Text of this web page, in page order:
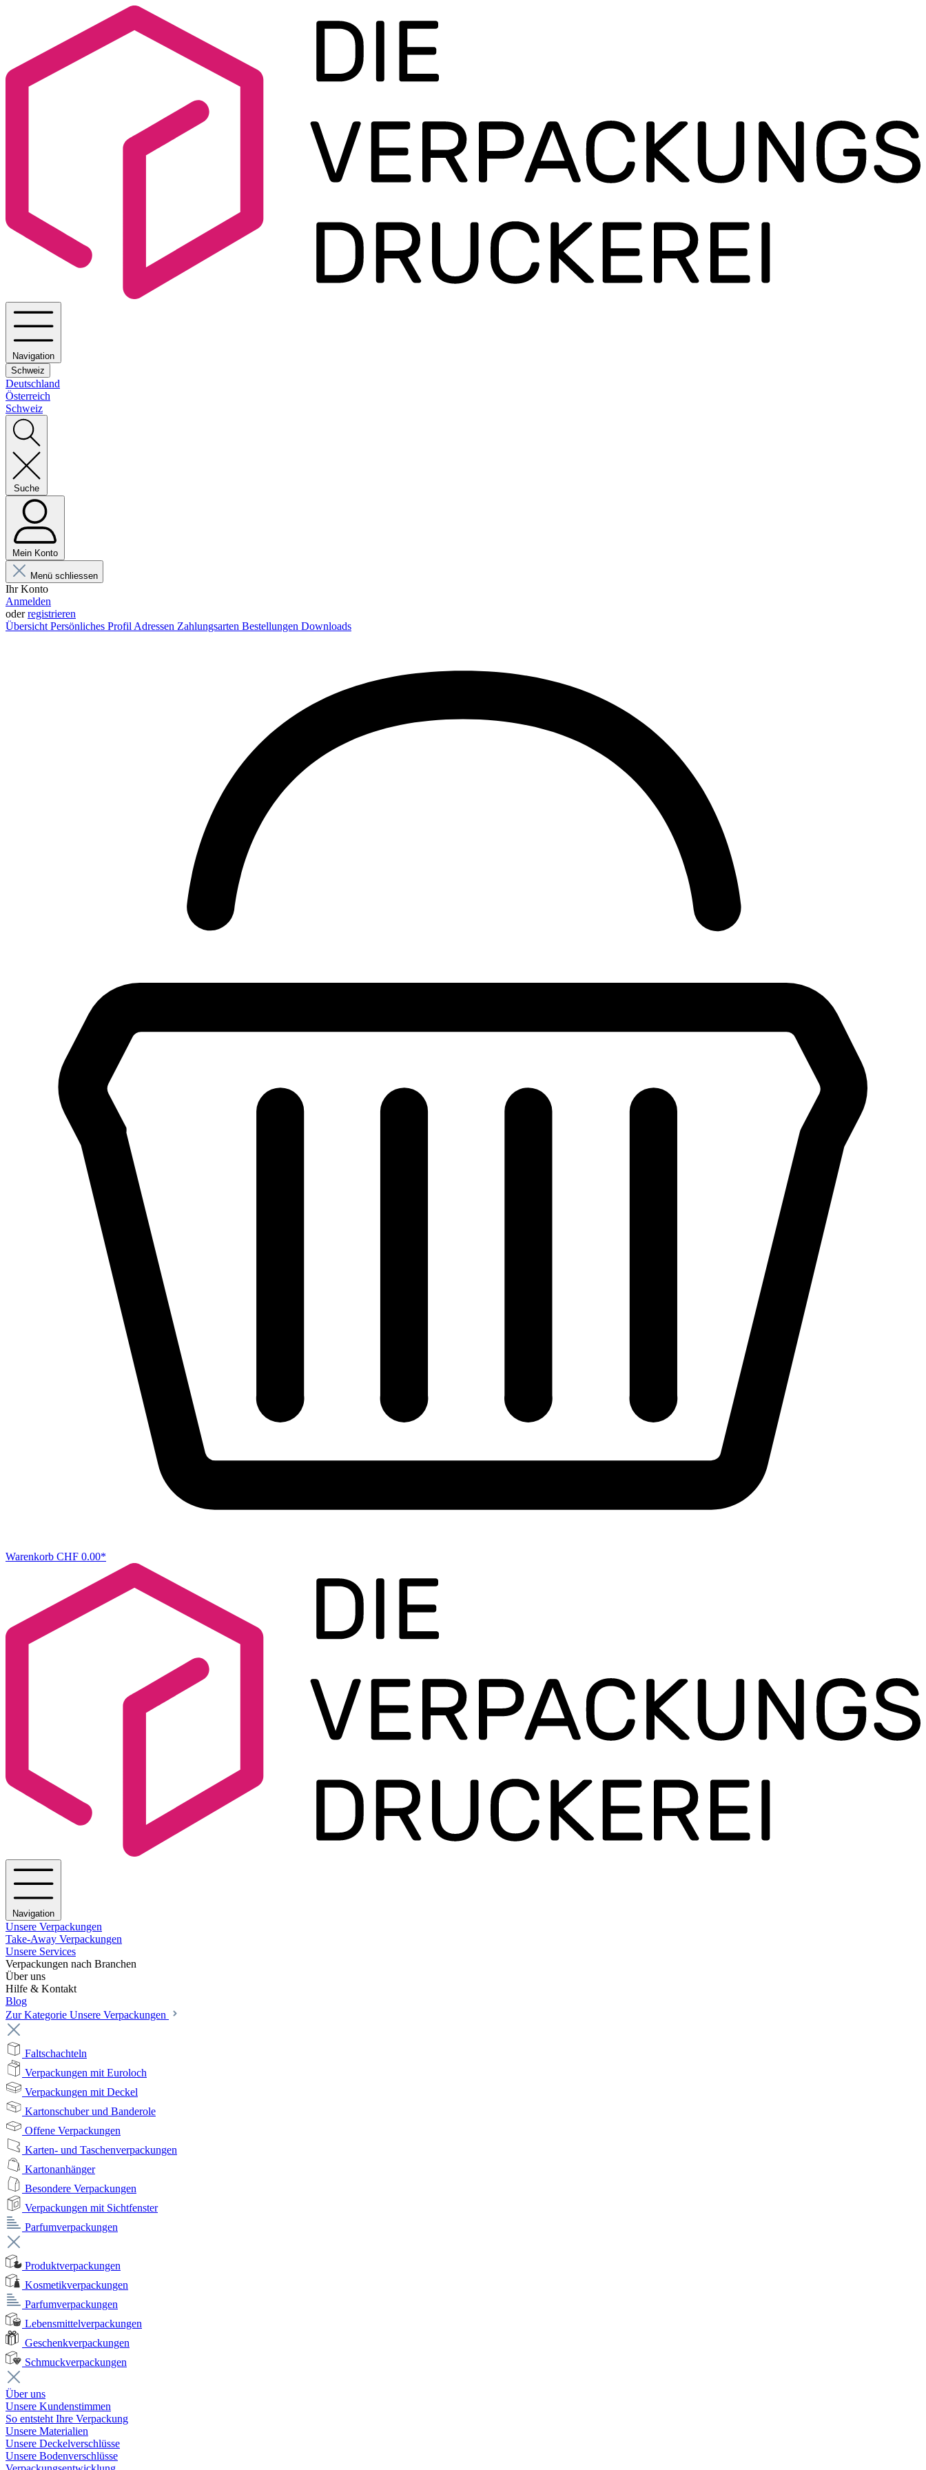
Navigation
Schweiz
Deutschland
Österreich
Schweiz
Suche
Mein Konto
Menü schliessen
Ihr Konto
Anmelden
oderregistrieren
Übersicht Persönliches Profil Adressen Zahlungsarten Bestellungen Downloads
Warenkorb CHF 0.00*
Navigation
Unsere Verpackungen
Take-Away Verpackungen
Unsere Services
Verpackungen nach Branchen
Über uns
Hilfe & Kontakt
Blog
Zur Kategorie Unsere Verpackungen
Faltschachteln
Verpackungen mit Euroloch
Verpackungen mit Deckel
Kartonschuber und Banderole
Offene Verpackungen
Karten- und Taschenverpackungen
Kartonanhänger
Besondere Verpackungen
Verpackungen mit Sichtfenster
Parfumverpackungen
Produktverpackungen
Kosmetikverpackungen
Parfumverpackungen
Lebensmittelverpackungen
Geschenkverpackungen
Schmuckverpackungen
Über uns
Unsere Kundenstimmen
So entsteht Ihre Verpackung
Unsere Materialien
Unsere Deckelverschlüsse
Unsere Bodenverschlüsse